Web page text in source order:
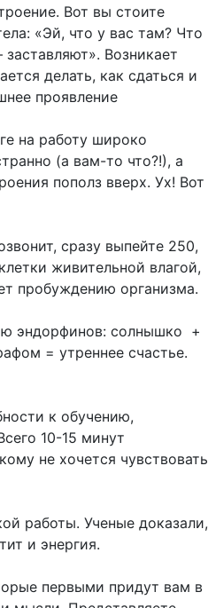
Вот вы стоите
«Эй, что у вас там? Что
Возникает
делать, как сдаться и
проявление
на работу широко
(а вам-то что?!), а
пополз вверх. Ух! Вот
сразу выпейте 250,
живительной влагой,
пробуждению организма.
эндорфинов: солнышко +
= утреннее счастье.
к обучению,
10-15 минут
не хочется чувствовать
работы. Ученые доказали,
и энергия.
первыми придут вам в